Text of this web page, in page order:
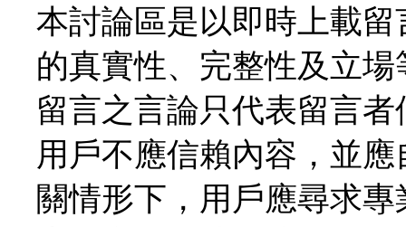
本討論區是以即時上載
的真實性、完整性及立
留言之言論只代表留言
用戶不應信賴內容，並
關情形下，用戶應尋求